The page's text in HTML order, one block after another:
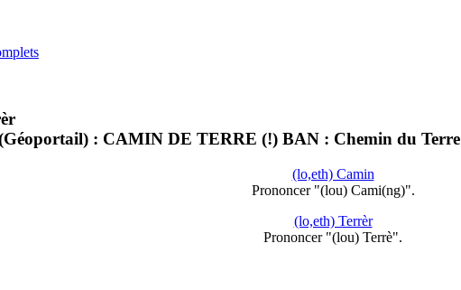
: CAMIN DE TERRE (!) BAN : Chemin du Terre
(lo,eth) Camin
Prononcer "(lou) Cami(ng)".
(lo,eth) Terrèr
Prononcer "(lou) Terrè".